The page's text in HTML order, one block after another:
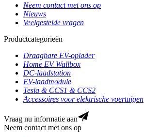
Neem contact met ons op
Nieuws
Veelgestelde vragen
Productcategorieën
Draagbare EV-oplader
Home EV Wallbox
DC-laadstation
EV-laadmodule
Tesla & CCS1 & CCS2
Accessoires voor elektrische voertuigen
Vraag nu informatie aan
Neem contact met ons op